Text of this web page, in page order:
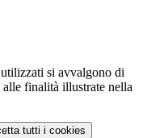
si avvalgono di
finalità illustrate nella
tutti i cookies